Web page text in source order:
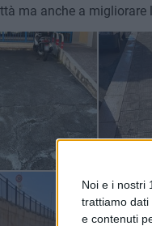
Noi e i nostri
trattiamo dati
e contenuti
ma anche a